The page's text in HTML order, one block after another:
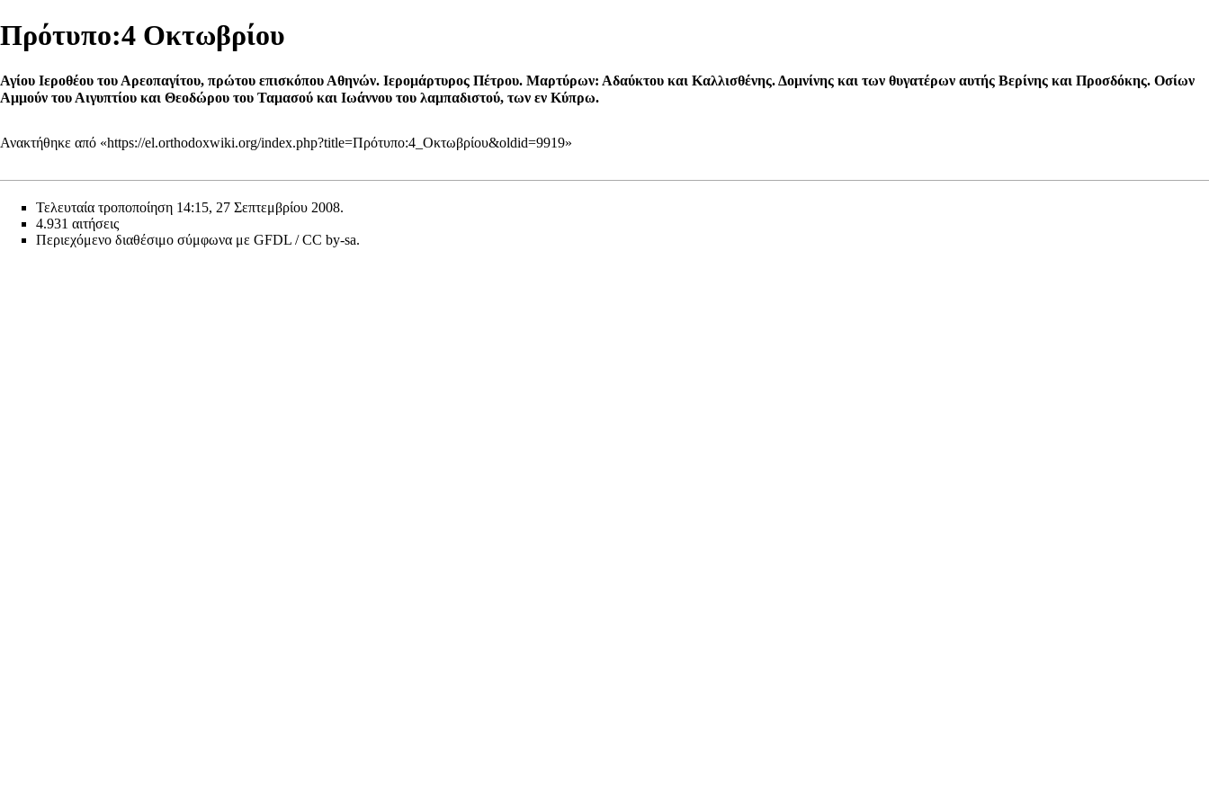
Πρότυπο:4 Οκτωβρίου
Αγίου Ιεροθέου του Αρεοπαγίτου, πρώτου επισκόπου Αθηνών. Ιερομάρτυρος Πέτρου. Μαρτύρων: Αδαύκτου και Καλλισθένης. Δομνίνης και των θυγατέρων αυτής Βερίνης και Προσδόκης. Οσίων
Αμμούν του Αιγυπτίου και Θεοδώρου του Ταμασού και Ιωάννου του λαμπαδιστού, των εν Κύπρω.
Ανακτήθηκε από «https://el.orthodoxwiki.org/index.php?title=Πρότυπο:4_Οκτωβρίου&oldid=9919»
Τελευταία τροποποίηση 14:15, 27 Σεπτεμβρίου 2008.
4.931 αιτήσεις
Περιεχόμενο διαθέσιμο σύμφωνα με GFDL / CC by-sa.